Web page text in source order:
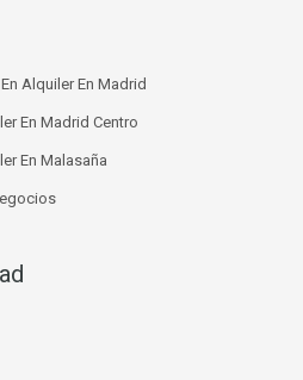
Alquiler En Madrid
En Madrid Centro
En Malasaña